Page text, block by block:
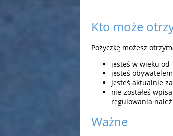
Kto może
Pożyczkę możesz
jesteś w wieku od
jesteś
jesteś aktualnie
nie zostałeś
regulowania
Ważne